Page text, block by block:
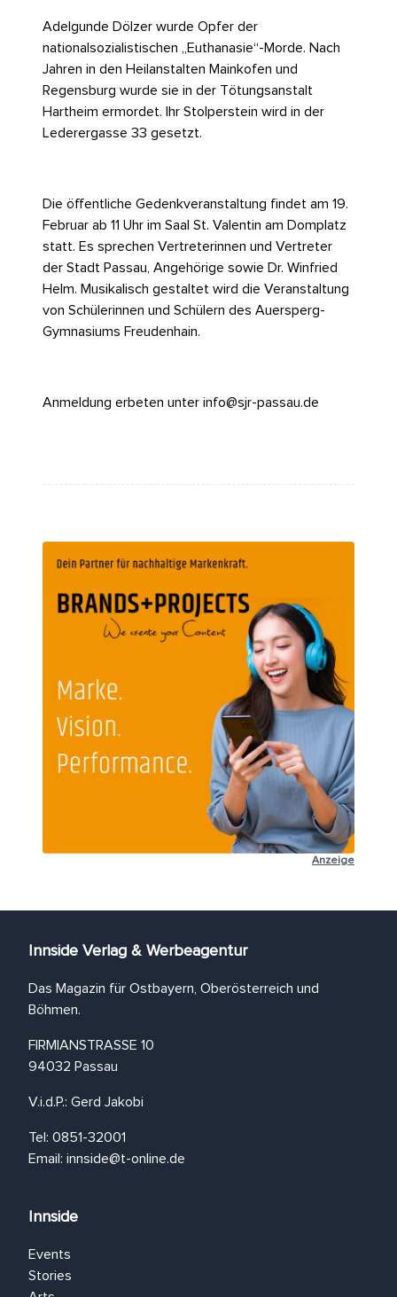
Adelgunde Dölzer wurde Opfer der
nationalsozialistischen „Euthanasie“-Morde. Nach
Jahren in den Heilanstalten Mainkofen und
Regensburg wurde sie in der Tötungsanstalt
Hartheim ermordet. Ihr Stolperstein wird in der
Lederergasse 33 gesetzt.
Die öffentliche Gedenkveranstaltung findet am 19.
Februar ab 11 Uhr im Saal St. Valentin am Domplatz
statt. Es sprechen Vertreterinnen und Vertreter
der Stadt Passau, Angehörige sowie Dr. Winfried
Helm. Musikalisch gestaltet wird die Veranstaltung
von Schülerinnen und Schülern des Auersperg-
Gymnasiums Freudenhain.
Anmeldung erbeten unter info@sjr-passau.de
Anzeige
Innside Verlag & Werbeagentur
Das Magazin für Ostbayern, Oberösterreich und
Böhmen.
FIRMIANSTRASSE 10
94032 Passau
V.i.d.P.: Gerd Jakobi
Tel: 0851-32001
Email: innside@t-online.de
Innside
Events
Stories